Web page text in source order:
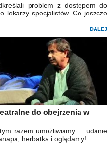
problem z dostępem do
lekarzy specjalistów. Co jeszcze
DALEJ
do obejrzenia w
razem umożliwiamy ... udanie
herbatka i oglądamy!